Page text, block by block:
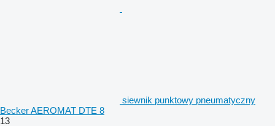
siewnik punktowy pneumatyczny
Becker AEROMAT DTE 8
13